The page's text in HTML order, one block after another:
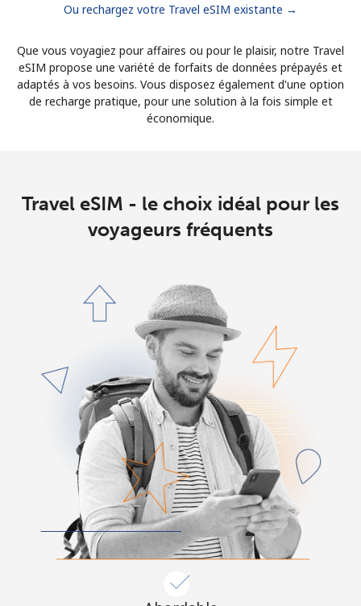
Ou rechargez votre Travel eSIM existante →
Que vous voyagiez pour affaires ou pour le plaisir, notre Travel
eSIM propose une variété de forfaits de données prépayés et
adaptés à vos besoins. Vous disposez également d'une option
de recharge pratique, pour une solution à la fois simple et
économique.
Travel eSIM - le choix idéal pour les
voyageurs fréquents